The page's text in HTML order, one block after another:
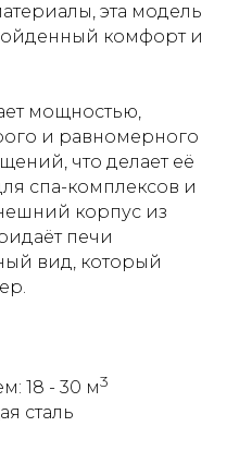
эта модель
комфорт и
мощностью,
и равномерного
что делает её
спа-комплексов и
корпус из
печи
вид, который
18 - 30 м3
сталь